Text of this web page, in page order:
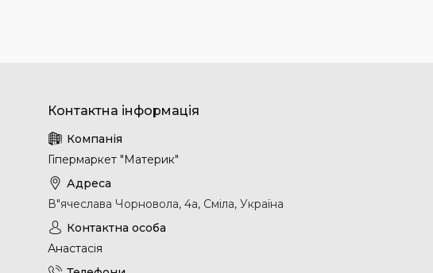
Гіпермаркет "Материк"
В"ячеслава Чорновола, 4а, Сміла, Україна
Анастасія